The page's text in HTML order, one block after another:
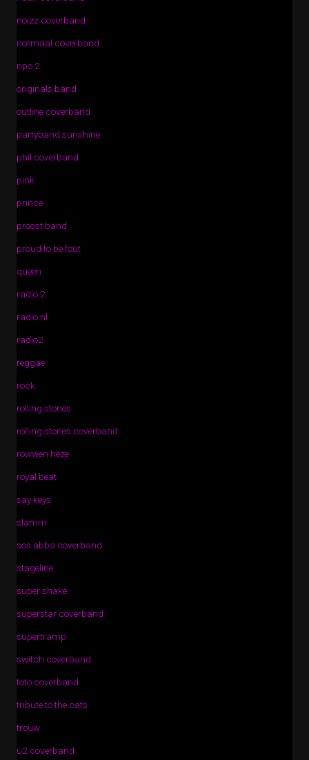
noizz coverband
normaal coverband
npo 2
originals band
outline coverband
partyband sunshine
phil coverband
pink
prince
proost band
proud to be fout
queen
radio 2
radio nl
radio2
reggae
rock
rolling stones
rolling stones coverband
rowwen heze
royal beat
say keys
slamm
sos abba coverband
stageline
super shake
superstar coverband
supertramp
switch coverband
toto coverband
tribute to the cats
trouw
u2 coverband